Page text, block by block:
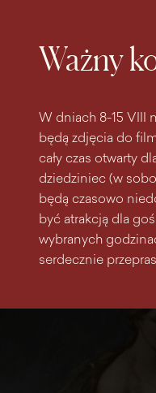
Ważny
W dniach 8-15 VIII
będą zdjęcia do
cały czas otwarty
dziedziniec (w
będą czasowo
być atrakcją dla
wybranych
serdecznie